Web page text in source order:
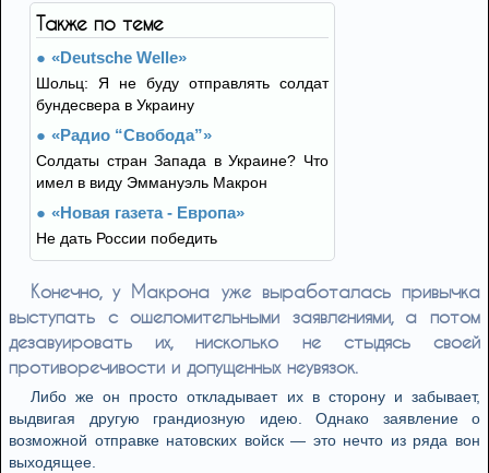
Также по теме
«Deutsche Welle»
Шольц: Я не буду отправлять солдат
бундесвера в Украину
«Радио “Свобода”»
Солдаты стран Запада в Украине? Что
имел в виду Эммануэль Макрон
«Новая газета - Европа»
Не дать России победить
Конечно, у Макрона уже выработалась привычка
выступать с ошеломительными заявлениями, а потом
дезавуировать их, нисколько не стыдясь своей
противоречивости и допущенных неувязок.
Либо же он просто откладывает их в сторону и забывает,
выдвигая другую грандиозную идею. Однако заявление о
возможной отправке натовских войск — это нечто из ряда вон
выходящее.